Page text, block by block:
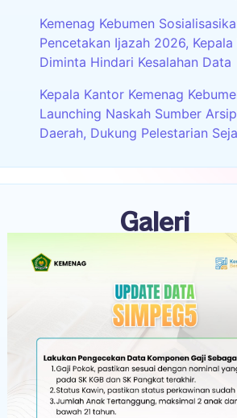
Kemenag Kebumen
Pencetakan Ijazah 2026,
Diminta Hindari Kesalahan Data
Kepala Kantor Kemenag
Launching Naskah Sumber
Daerah, Dukung Pelestarian
Galeri